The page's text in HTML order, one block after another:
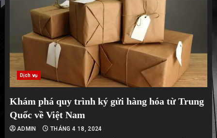
Dịch vụ
Khám phá quy trình ký gửi hàng hóa từ Trung
Quốc về Việt Nam
ADMIN THÁNG 4 18, 2024